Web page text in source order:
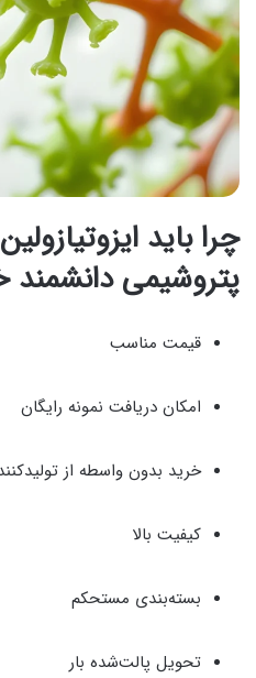
پتروشیمی دانشمند
قیمت مناسب
امکان دریافت نمونه رایگان
خرید بدون واسطه از
کیفیت بالا
بسته‌بندی مستحکم
تحویل پالت‌شده بار